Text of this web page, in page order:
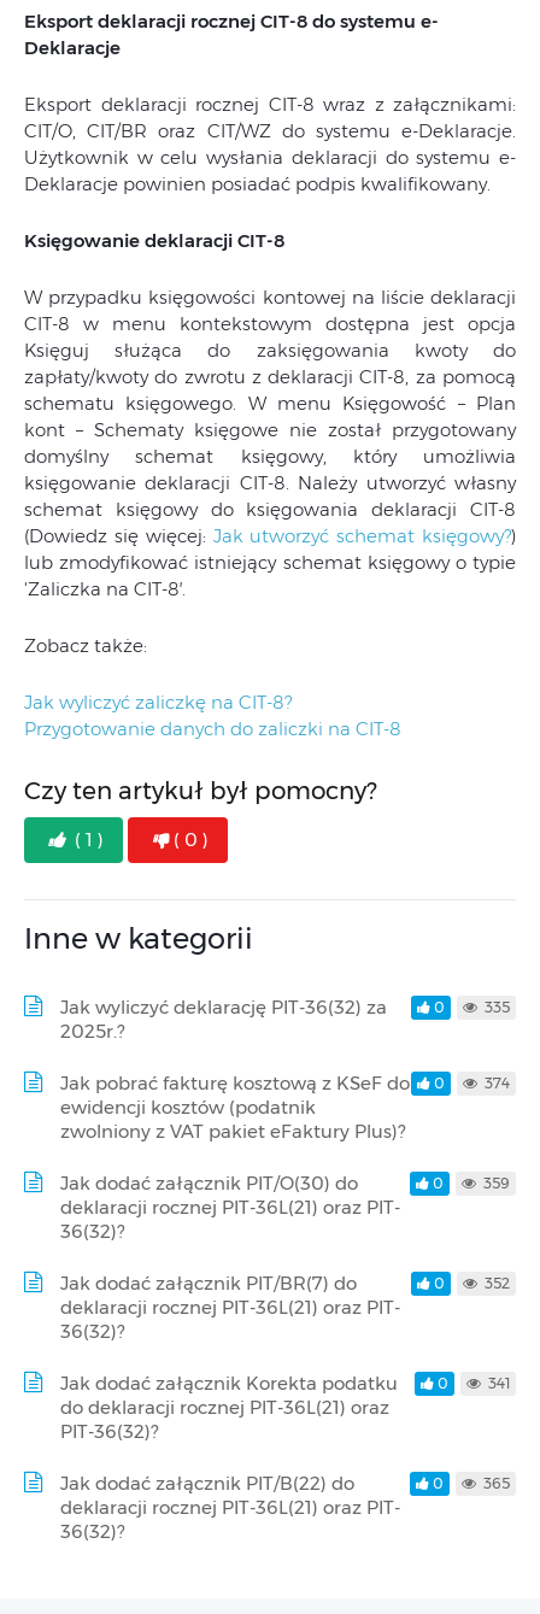
Eksport deklaracji rocznej CIT-8 do systemu e-
Deklaracje
Eksport deklaracji rocznej CIT-8 wraz z załącznikami:
CIT/O, CIT/BR oraz CIT/WZ do systemu e-Deklaracje.
Użytkownik w celu wysłania deklaracji do systemu e-
Deklaracje powinien posiadać podpis kwalifikowany.
Księgowanie deklaracji CIT-8
W przypadku księgowości kontowej na liście deklaracji
CIT-8 w menu kontekstowym dostępna jest opcja
Księguj służąca do zaksięgowania kwoty do
zapłaty/kwoty do zwrotu z deklaracji CIT-8, za pomocą
schematu księgowego. W menu Księgowość – Plan
kont – Schematy księgowe nie został przygotowany
domyślny schemat księgowy, który umożliwia
księgowanie deklaracji CIT-8. Należy utworzyć własny
schemat księgowy do księgowania deklaracji CIT-8
(Dowiedz się więcej: Jak utworzyć schemat księgowy?)
lub zmodyfikować istniejący schemat księgowy o typie
'Zaliczka na CIT-8′.
Zobacz także:
Jak wyliczyć zaliczkę na CIT-8?
Przygotowanie danych do zaliczki na CIT-8
Czy ten artykuł był pomocny?
( 1 ) ( 0 )
Inne w kategorii
Jak wyliczyć deklarację PIT-36(32) za
2025r.?
0 335
Jak pobrać fakturę kosztową z KSeF do
ewidencji kosztów (podatnik
zwolniony z VAT pakiet eFaktury Plus)?
0 374
Jak dodać załącznik PIT/O(30) do
deklaracji rocznej PIT-36L(21) oraz PIT-
36(32)?
0 359
Jak dodać załącznik PIT/BR(7) do
deklaracji rocznej PIT-36L(21) oraz PIT-
36(32)?
0 352
Jak dodać załącznik Korekta podatku
do deklaracji rocznej PIT-36L(21) oraz
PIT-36(32)?
0 341
Jak dodać załącznik PIT/B(22) do
deklaracji rocznej PIT-36L(21) oraz PIT-
36(32)?
0 365